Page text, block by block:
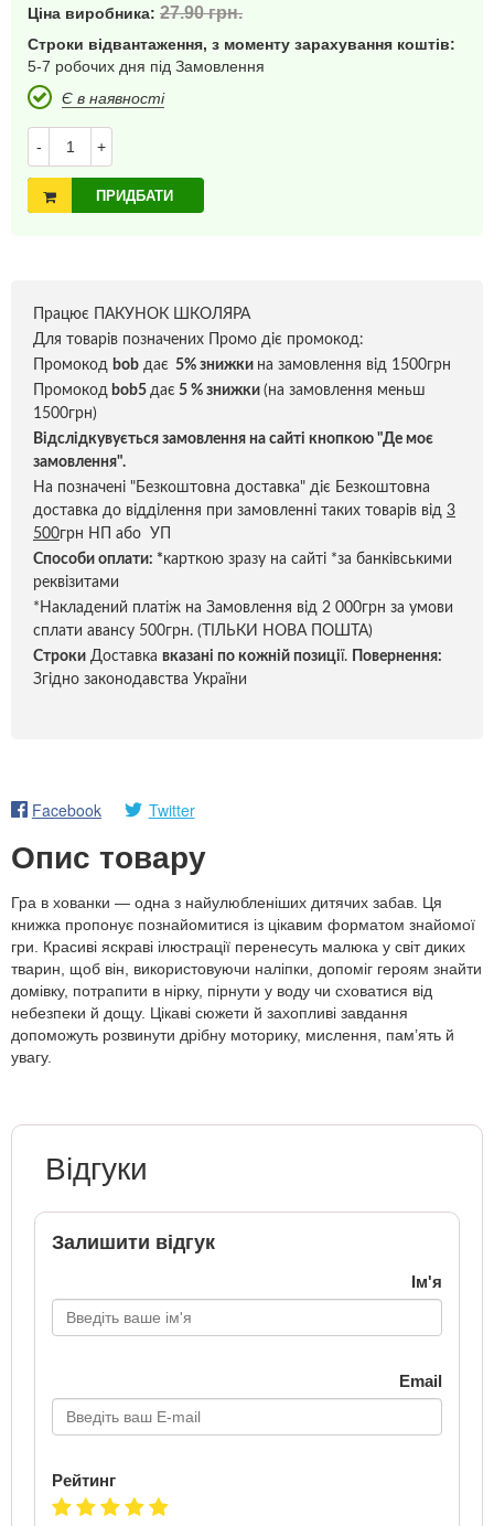
Ціна виробника: 27.90грн.
Строки відвантаження, з моменту зарахування коштів:
5-7 робочих дня під Замовлення
Є в наявності
- +
ПРИДБАТИ
Працює ПАКУНОК ШКОЛЯРА
Для товарів позначених Промо діє промокод:
Промокод bob дає 5% знижки на замовлення від 1500грн
Промокод bob5 дає 5 % знижки (на замовлення меньш
1500грн)
Відслідкувується замовлення на сайті кнопкою "Де моє
замовлення".
На позначені "Безкоштовна доставка" діє Безкоштовна
доставка до відділення при замовленні таких товарів від 3
500грн НП або УП
Способи оплати: *карткою зразу на сайті *за банківськими
реквізитами
*Накладений платіж на Замовлення від 2 000грн за умови
сплати авансу 500грн. (ТІЛЬКИ НОВА ПОШТА)
Строки Доставка вказані по кожній позиції.
Повернення:
Згідно законодавства України
Facebook Twitter
Опис товару
Гра в хованки — одна з найулюбленіших дитячих забав. Ця
книжка пропонує познайомитися із цікавим форматом знайомої
гри. Красиві яскраві ілюстрації перенесуть малюка у світ диких
тварин, щоб він, використовуючи наліпки, допоміг героям знайти
домівку, потрапити в нірку, пірнути у воду чи сховатися від
небезпеки й дощу. Цікаві сюжети й захопливі завдання
допоможуть розвинути дрібну моторику, мислення, пам’ять й
увагу.
Відгуки
Залишити відгук
Ім'я
Email
Рейтинг